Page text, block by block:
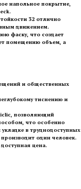
напольное покрытие,
32 отлично
движением.
фаску, что создает
помещению объем, а
и общественных
тиснению и
позволяющий
что особенно
в труднодоступных
один человек.
цена.